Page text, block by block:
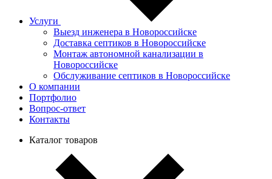
Услуги
Выезд инженера в Новороссийске
Доставка септиков в Новороссийске
Монтаж автономной канализации в
Новороссийске
Обслуживание септиков в Новороссийске
О компании
Портфолио
Вопрос-ответ
Контакты
Каталог товаров